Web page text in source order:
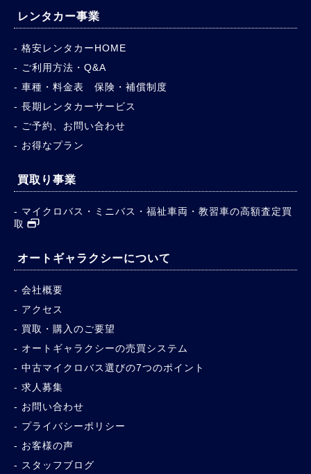
レンタカー事業
格安レンタカーHOME
ご利用方法・Q&A
車種・料金表 保険・補償制度
長期レンタカーサービス
ご予約、お問い合わせ
お得なプラン
買取り事業
マイクロバス・ミニバス・福祉車両・教習車の高額査定買
取
オートギャラクシーについて
会社概要
アクセス
買取・購入のご要望
オートギャラクシーの売買システム
中古マイクロバス選びの7つのポイント
求人募集
お問い合わせ
プライバシーポリシー
お客様の声
スタッフブログ